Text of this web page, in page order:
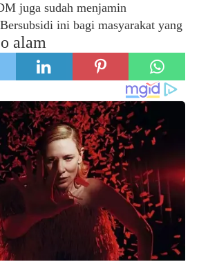
juga sudah menjamin
ini bagi masyarakat yang
alam